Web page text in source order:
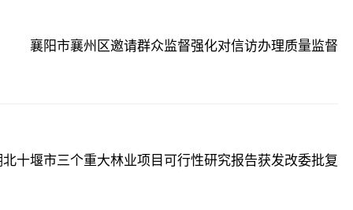
襄阳市襄州区邀请群众监督强化对信访办理质量监督
北十堰市三个重大林业项目可行性研究报告获发改委批复